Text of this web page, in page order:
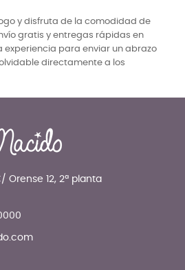
y disfruta de la comodidad de
gratis y entregas rápidas en
experiencia para enviar un abrazo
directamente a los
Orense 12, 2ª planta